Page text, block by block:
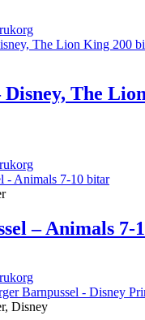
Disney, The
– Animals 7-
Disney